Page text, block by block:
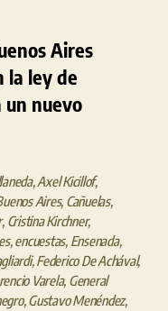
reelección
Aires
la ley de
un nuevo
,Axel Kicillof,
Aires, Cañuelas,
, Cristina Kirchner,
,encuestas, Ensenada,
,Federico De Achával,
Varela, General
,Gustavo Menéndez,